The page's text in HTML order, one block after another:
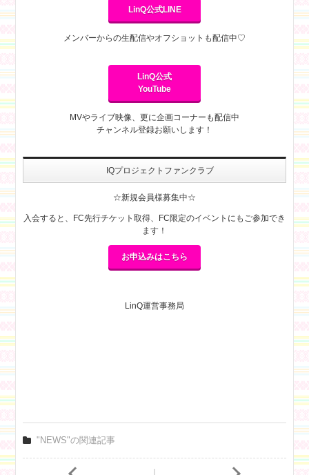
LinQ公式LINE
メンバーからの生配信やオフショットも配信中♡
LinQ公式
YouTube
MVやライブ映像、更に企画コーナーも配信中
チャンネル登録お願いします！
IQプロジェクトファンクラブ
☆新規会員様募集中☆
入会すると、FC先行チケット取得、FC限定のイベントにもご参加でき
ます！
お申込みはこちら
LinQ運営事務局
"NEWS"の関連記事